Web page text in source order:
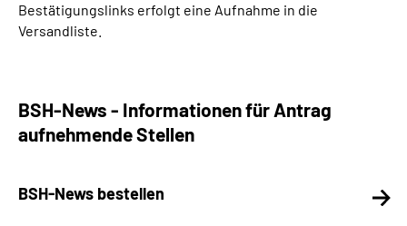
Bestätigungslinks erfolgt eine Aufnahme in die
Versandliste.
BSH-News - Informationen für Antrag
aufnehmende Stellen
BSH-News bestellen